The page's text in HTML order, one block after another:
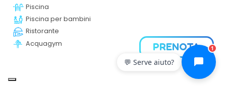
per famiglie con bambini, con una spiaggia di sabbia
bianca e sottile e con un mare che va a digradare, ideale
per trascorrere le giornate all’insegna del relax e del
divertimento.
Piscina
Piscina per bambini
Ristorante
Acquagym
PRENOTA
💬 Serve aiuto?
1